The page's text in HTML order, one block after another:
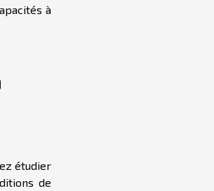
à
étudier
de